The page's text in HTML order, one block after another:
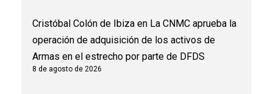
Cristóbal Colón de Ibiza en La CNMC aprueba la
operación de adquisición de los activos de
Armas en el estrecho por parte de DFDS
8 de agosto de 2026